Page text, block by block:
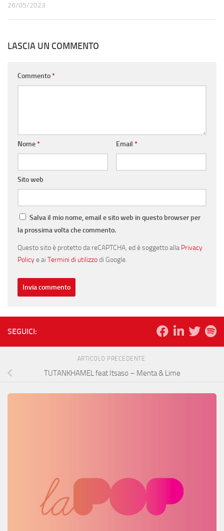
26/05/2023
LASCIA UN COMMENTO
Commento*
Nome* Email *
Sito web
Salva il mio nome, email e sito web in questo browser per
la prossima volta che commento.
Questo sito è protetto da reCAPTCHA, ed è soggetto alla Privacy
Policye ai Termini di utilizzodi Google.
SEGUICI:
ARTICOLO PRECEDENTE
TUTANKHAMEL feat Itsaso – Menta & Lime